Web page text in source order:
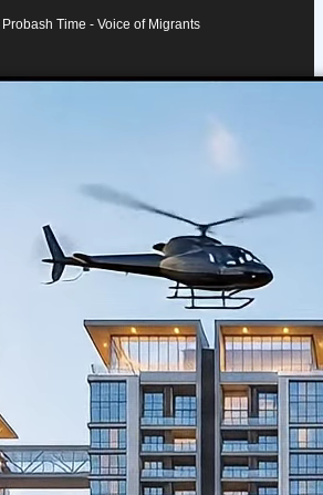
Time - Voice of Migrants